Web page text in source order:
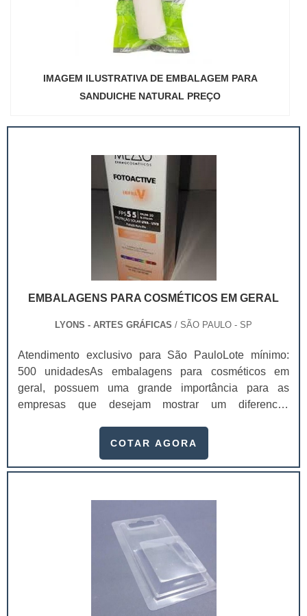
IMAGEM ILUSTRATIVA DE EMBALAGEM PARA
SANDUICHE NATURAL PREÇO
EMBALAGENS PARA COSMÉTICOS EM GERAL
LYONS - ARTES GRÁFICAS / SÃO PAULO - SP
Atendimento exclusivo para São PauloLote mínimo:
500 unidadesAs embalagens para cosméticos em
geral, possuem uma grande importância para as
empresas que desejam mostrar um diferencial
são de fato a primeira impressão do cliente para com o
essa primeira impressão prenda a atenção do
produtos e a empresa. Até porque, a embalagem tem a
capacidade de conquistar os clientes por criar uma
conexão entre o consumidor e a marca. Isso acontece
por ser o primeiro contato tangível entre os dois. A
disputa por espaço no universo dos cosméticos levou a
indústria a fazer da embalagem o principal atrativo. Não
basta apenas embalar o produto, ela também deve
COTAR AGORA